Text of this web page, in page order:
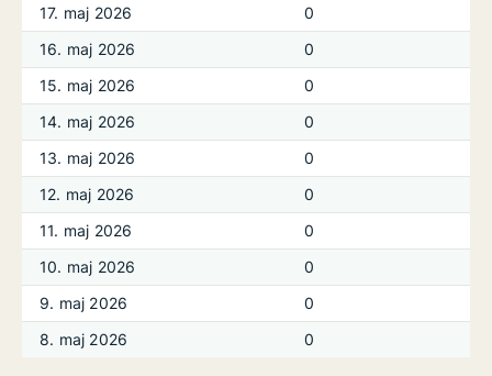
17. maj 2026
0
16. maj 2026
0
15. maj 2026
0
14. maj 2026
0
13. maj 2026
0
12. maj 2026
0
11. maj 2026
0
10. maj 2026
0
9. maj 2026
0
8. maj 2026
0